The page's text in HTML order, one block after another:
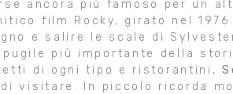
ancora più famoso per un
film Rocky, girato nel
e salire le scale di
più importante della
di ogni tipo e ristorantini,
visitare. In piccolo ricorda